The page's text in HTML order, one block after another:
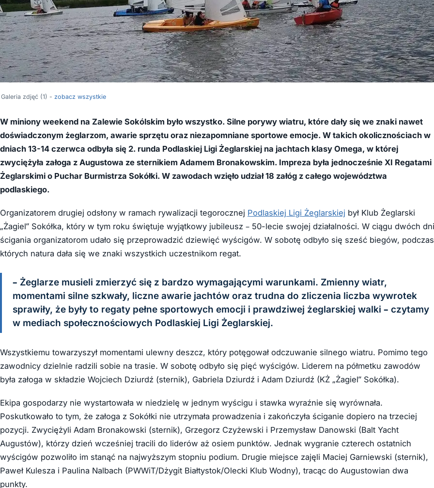
Galeria zdjęć (1) - zobacz wszystkie
W miniony weekend na Zalewie Sokólskim było wszystko. Silne porywy wiatru, które dały się we znaki nawet
doświadczonym żeglarzom, awarie sprzętu oraz niezapomniane sportowe emocje. W takich okolicznościach w
dniach 13-14 czerwca odbyła się 2. runda Podlaskiej Ligi Żeglarskiej na jachtach klasy Omega, w której
zwyciężyła załoga z Augustowa ze sternikiem Adamem Bronakowskim. Impreza była jednocześnie XI Regatami
Żeglarskimi o Puchar Burmistrza Sokółki. W zawodach wzięło udział 18 załóg z całego województwa
podlaskiego.
Organizatorem drugiej odsłony w ramach rywalizacji tegorocznej Podlaskiej Ligi Żeglarskiej był Klub Żeglarski
„Żagiel” Sokółka, który w tym roku świętuje wyjątkowy jubileusz – 50-lecie swojej działalności. W ciągu dwóch dni
ścigania organizatorom udało się przeprowadzić dziewięć wyścigów. W sobotę odbyło się sześć biegów, podczas
których natura dała się we znaki wszystkich uczestnikom regat.
– Żeglarze musieli zmierzyć się z bardzo wymagającymi warunkami. Zmienny wiatr,
momentami silne szkwały, liczne awarie jachtów oraz trudna do zliczenia liczba wywrotek
sprawiły, że były to regaty pełne sportowych emocji i prawdziwej żeglarskiej walki – czytamy
w mediach społecznościowych Podlaskiej Ligi Żeglarskiej.
Wszystkiemu towarzyszył momentami ulewny deszcz, który potęgował odczuwanie silnego wiatru. Pomimo tego
zawodnicy dzielnie radzili sobie na trasie. W sobotę odbyło się pięć wyścigów. Liderem na półmetku zawodów
była załoga w składzie Wojciech Dziurdź (sternik), Gabriela Dziurdź i Adam Dziurdź (KŻ „Żagiel” Sokółka).
Ekipa gospodarzy nie wystartowała w niedzielę w jednym wyścigu i stawka wyraźnie się wyrównała.
Poskutkowało to tym, że załoga z Sokółki nie utrzymała prowadzenia i zakończyła ściganie dopiero na trzeciej
pozycji. Zwyciężyli Adam Bronakowski (sternik), Grzegorz Czyżewski i Przemysław Danowski (Balt Yacht
Augustów), którzy dzień wcześniej tracili do liderów aż osiem punktów. Jednak wygranie czterech ostatnich
wyścigów pozwoliło im stanąć na najwyższym stopniu podium. Drugie miejsce zajęli Maciej Garniewski (sternik),
Paweł Kulesza i Paulina Nalbach (PWWiT/Dżygit Białtystok/Olecki Klub Wodny), tracąc do Augustowian dwa
punkty.